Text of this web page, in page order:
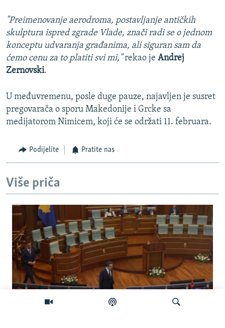
"Preimenovanje aerodroma, postavljanje antičkih
skulptura ispred zgrade Vlade, znači radi se o jednom
konceptu udvaranja građanima, ali siguran sam da
ćemo cenu za to platiti svi mi,"rekao je Andrej
Zernovski.
U međuvremenu, posle duge pauze, najavljen je susret
pregovarača o sporu Makedonije i Grcke sa
medijatorom Nimicem, koji će se održati 11. februara.
Podijelite Pratite nas
Više priča